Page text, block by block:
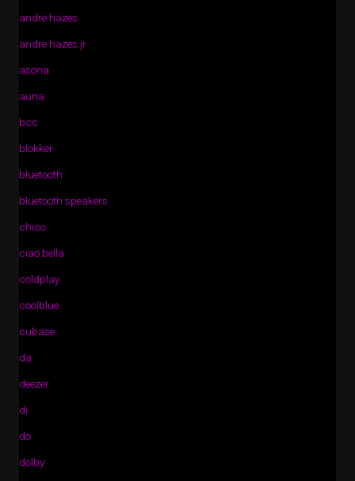
andre hazes
andre hazes jr
asona
auna
bcc
blokker
bluetooth
bluetooth speakers
chico
ciao bella
coldplay
coolblue
cubase
da
deezer
di
do
dolby